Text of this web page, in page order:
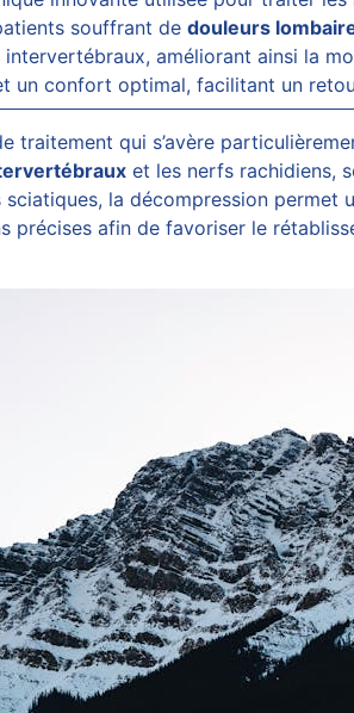
souffrant dedouleurs
améliorant ainsi la
un confort optimal, facilitant un
traitement qui s’avère
et les nerfs rachidiens,
sciatiques, la décompression permet
précises afin de favoriser le